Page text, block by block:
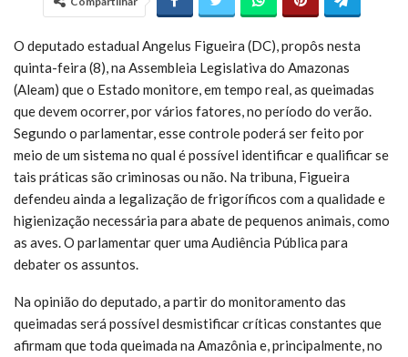
O deputado estadual Angelus Figueira (DC), propôs nesta
quinta-feira (8), na Assembleia Legislativa do Amazonas
(Aleam) que o Estado monitore, em tempo real, as queimadas
que devem ocorrer, por vários fatores, no período do verão.
Segundo o parlamentar, esse controle poderá ser feito por
meio de um sistema no qual é possível identificar e qualificar se
tais práticas são criminosas ou não. Na tribuna, Figueira
defendeu ainda a legalização de frigoríficos com a qualidade e
higienização necessária para abate de pequenos animais, como
as aves. O parlamentar quer uma Audiência Pública para
debater os assuntos.
Na opinião do deputado, a partir do monitoramento das
queimadas será possível desmistificar críticas constantes que
afirmam que toda queimada na Amazônia e, principalmente, no